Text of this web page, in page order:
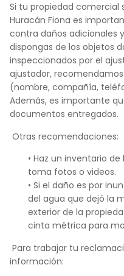
Si tu propiedad comercial
Huracán Fiona es
contra daños adicionales
dispongas de los objetos
inspeccionados por el
ajustador,
(nombre, compañía,
Además, es importante
documentos entregados.
Otras recomendaciones:
• Haz un inventario
toma fotos o videos.
• Si el daño es por
del agua que dejó la
exterior de la
cinta métrica para
Para trabajar tu
información: